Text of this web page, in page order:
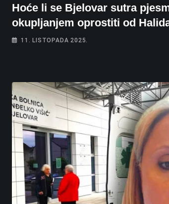
Hoće li se Bjelovar sutra
okupljanjem oprostiti od
11. LISTOPADA 2025.